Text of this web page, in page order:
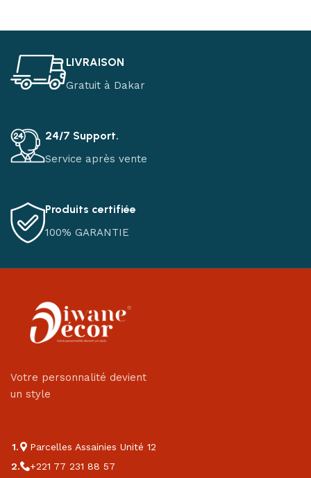
LIVRAISON
Gratuit à Dakar
24/7 Support.
Service après vente
Produits certifiée
100% GARANTIE
Votre personnalité devient
un style
Parcelles Assainies Unité 12
+221 77 231 88 57